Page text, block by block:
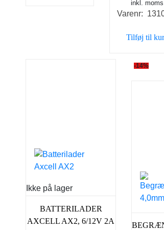
pris
inkl. moms
Varenr:
Tilføj til
Ikke på lager
BATTERILADER
AXCELL AX2, 6/12V 2A
-14%